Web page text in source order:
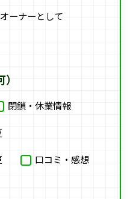
オーナーとして
閉鎖・休業情報
口コミ・感想